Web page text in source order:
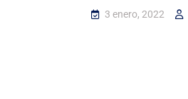
3 enero, 2022